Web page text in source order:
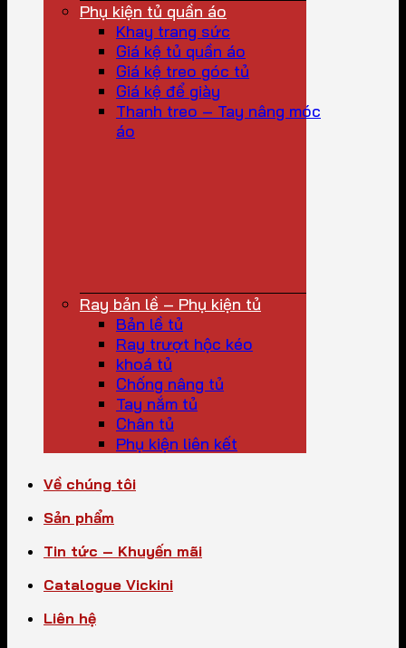
Phụ kiện tủ quần áo
Khay trang sức
Giá kệ tủ quần áo
Giá kệ treo góc tủ
Giá kệ để giày
Thanh treo – Tay nâng móc
áo
Ray bản lề – Phụ kiện tủ
Bản lề tủ
Ray trượt hộc kéo
khoá tủ
Chống nâng tủ
Tay nắm tủ
Chân tủ
Phụ kiện liên kết
Về chúng tôi
Sản phẩm
Tin tức – Khuyến mãi
Catalogue Vickini
Liên hệ